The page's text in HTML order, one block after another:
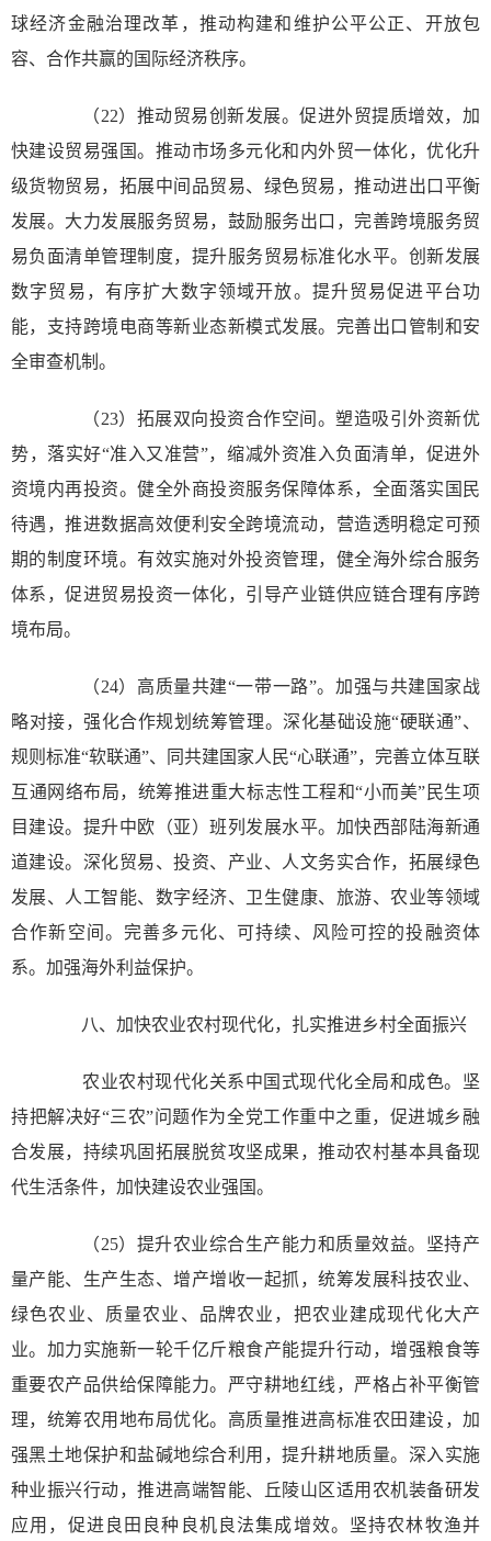
球经济金融治理改革，推动构建和维护公平公正、开放包
容、合作共赢的国际经济秩序。
（22）推动贸易创新发展。促进外贸提质增效，加
快建设贸易强国。推动市场多元化和内外贸一体化，优化升
级货物贸易，拓展中间品贸易、绿色贸易，推动进出口平衡
发展。大力发展服务贸易，鼓励服务出口，完善跨境服务贸
易负面清单管理制度，提升服务贸易标准化水平。创新发展
数字贸易，有序扩大数字领域开放。提升贸易促进平台功
能，支持跨境电商等新业态新模式发展。完善出口管制和安
全审查机制。
（23）拓展双向投资合作空间。塑造吸引外资新优
势，落实好“准入又准营”，缩减外资准入负面清单，促进外
资境内再投资。健全外商投资服务保障体系，全面落实国民
待遇，推进数据高效便利安全跨境流动，营造透明稳定可预
期的制度环境。有效实施对外投资管理，健全海外综合服务
体系，促进贸易投资一体化，引导产业链供应链合理有序跨
境布局。
（24）高质量共建“一带一路”。加强与共建国家战
略对接，强化合作规划统筹管理。深化基础设施“硬联通”、
规则标准“软联通”、同共建国家人民“心联通”，完善立体互联
互通网络布局，统筹推进重大标志性工程和“小而美”民生项
目建设。提升中欧（亚）班列发展水平。加快西部陆海新通
道建设。深化贸易、投资、产业、人文务实合作，拓展绿色
发展、人工智能、数字经济、卫生健康、旅游、农业等领域
合作新空间。完善多元化、可持续、风险可控的投融资体
系。加强海外利益保护。
八、加快农业农村现代化，扎实推进乡村全面振兴
农业农村现代化关系中国式现代化全局和成色。坚
持把解决好“三农”问题作为全党工作重中之重，促进城乡融
合发展，持续巩固拓展脱贫攻坚成果，推动农村基本具备现
代生活条件，加快建设农业强国。
（25）提升农业综合生产能力和质量效益。坚持产
量产能、生产生态、增产增收一起抓，统筹发展科技农业、
绿色农业、质量农业、品牌农业，把农业建成现代化大产
业。加力实施新一轮千亿斤粮食产能提升行动，增强粮食等
重要农产品供给保障能力。严守耕地红线，严格占补平衡管
理，统筹农用地布局优化。高质量推进高标准农田建设，加
强黑土地保护和盐碱地综合利用，提升耕地质量。深入实施
种业振兴行动，推进高端智能、丘陵山区适用农机装备研发
应用，促进良田良种良机良法集成增效。坚持农林牧渔并